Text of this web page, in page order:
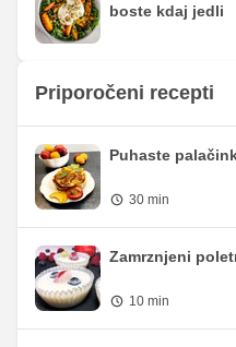
boste kdaj jedli
Priporočeni recepti
Puhaste
30 min
Zamrznjeni
10 min